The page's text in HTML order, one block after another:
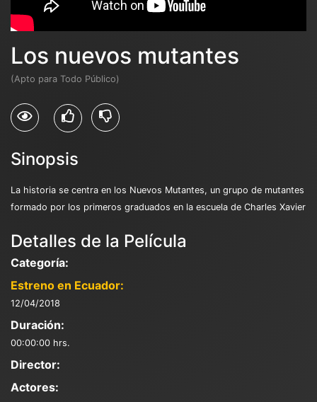
Los nuevos mutantes
(Apto para Todo Público)
Sinopsis
La historia se centra en los Nuevos Mutantes, un grupo de mutantes
formado por los primeros graduados en la escuela de Charles Xavier
Detalles de la Película
Categoría:
Estreno en Ecuador:
12/04/2018
Duración:
00:00:00 hrs.
Director:
Actores: